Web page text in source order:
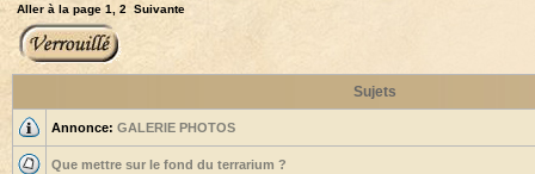
Aller à la page 1 2 Suivante
Sujets
Annonce: GALERIE PHOTOS
Que mettre sur le fond du terrarium ?